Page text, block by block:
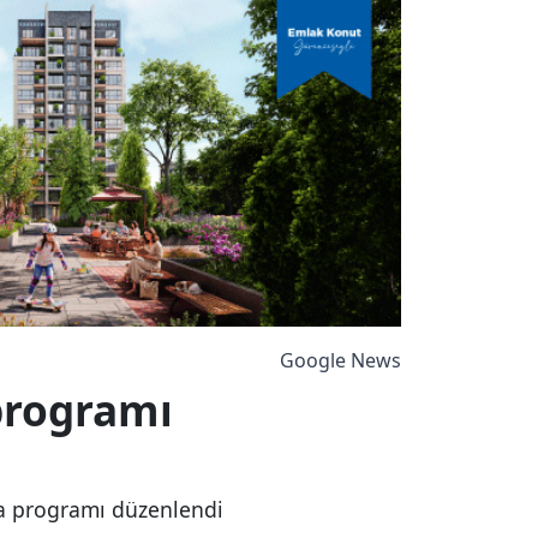
Google News
programı düzenlendi